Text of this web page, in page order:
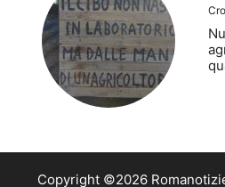
Copyright ©2026